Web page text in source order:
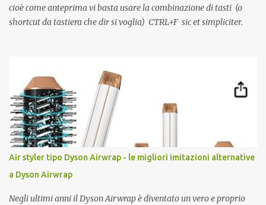
cioè come anteprima vi basta usare la combinazione di tasti (o
shortcut da tastiera che dir si voglia) CTRL+F sic et simpliciter.
Air styler tipo Dyson Airwrap - le migliori imitazioni alternative
a Dyson Airwrap
Negli ultimi anni il Dyson Airwrap è diventato un vero e proprio